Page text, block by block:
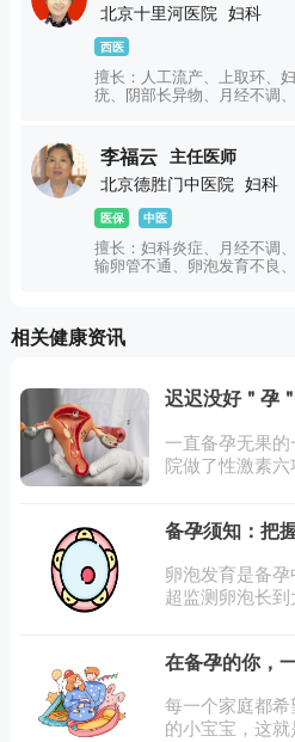
北京十里河医院
妇科
西医
擅长：人工流产、上取环、
疣、阴部长异物、月经不调
炎、白带异常、宫颈病变、
大、前庭大腺囊肿、更年期
炎、多囊卵巢、宫颈糜烂等
李福云
主任医师
北京德胜门中医院 妇科
医保 中医
擅长：妇科炎症、月经不调
输卵管不通、卵泡发育不良
块、乳腺疼痛等妇科及乳腺疾
相关健康资讯
迟迟没好＂孕
一直备孕无果
院做了性激素
了。”女士悬着
备孕须知：把
卵泡发育是备
超监测卵泡长
良、无法排出
在备孕的你，
每一个家庭都
的小宝宝，这